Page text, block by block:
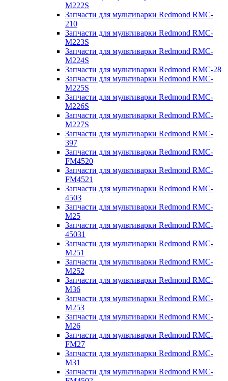
M222S
Запчасти для мультиварки Redmond RMC-
210
Запчасти для мультиварки Redmond RMC-
M223S
Запчасти для мультиварки Redmond RMC-
M224S
Запчасти для мультиварки Redmond RMC-28
Запчасти для мультиварки Redmond RMC-
M225S
Запчасти для мультиварки Redmond RMC-
M226S
Запчасти для мультиварки Redmond RMC-
M227S
Запчасти для мультиварки Redmond RMC-
397
Запчасти для мультиварки Redmond RMC-
FM4520
Запчасти для мультиварки Redmond RMC-
FM4521
Запчасти для мультиварки Redmond RMC-
4503
Запчасти для мультиварки Redmond RMC-
M25
Запчасти для мультиварки Redmond RMC-
45031
Запчасти для мультиварки Redmond RMC-
M251
Запчасти для мультиварки Redmond RMC-
M252
Запчасти для мультиварки Redmond RMC-
M36
Запчасти для мультиварки Redmond RMC-
M253
Запчасти для мультиварки Redmond RMC-
M26
Запчасти для мультиварки Redmond RMC-
FM27
Запчасти для мультиварки Redmond RMC-
M31
Запчасти для мультиварки Redmond RMC-